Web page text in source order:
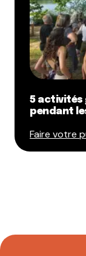
5 activités
pendant
Faire votre